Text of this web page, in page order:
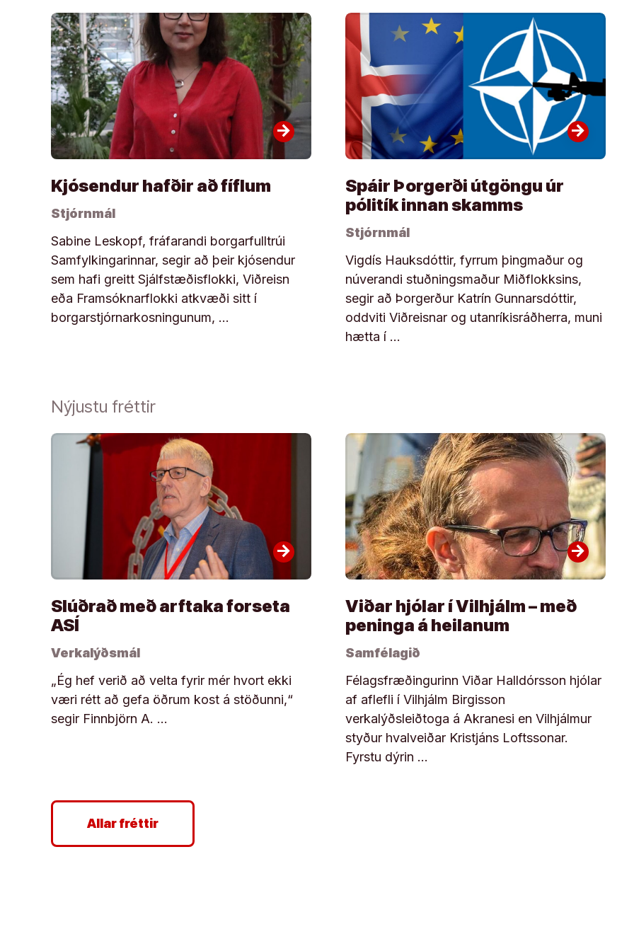
arrow_forward
Kjósendur hafðir að fíflum
Stjórnmál
Sabine Leskopf, fráfarandi borgarfulltrúi
Samfylkingarinnar, segir að þeir kjósendur
sem hafi greitt Sjálfstæðisflokki, Viðreisn
eða Framsóknarflokki atkvæði sitt í
borgarstjórnarkosningunum, …
arrow_forward
Spáir Þorgerði útgöngu úr
pólitík innan skamms
Stjórnmál
Vigdís Hauksdóttir, fyrrum þingmaður og
núverandi stuðningsmaður Miðflokksins,
segir að Þorgerður Katrín Gunnarsdóttir,
oddviti Viðreisnar og utanríkisráðherra, muni
hætta í …
Nýjustu fréttir
arrow_forward
Slúðrað með arftaka forseta
ASÍ
Verkalýðsmál
„Ég hef verið að velta fyrir mér hvort ekki
væri rétt að gefa öðrum kost á stöðunni,“
segir Finnbjörn A. …
arrow_forward
Viðar hjólar í Vilhjálm – með
peninga á heilanum
Samfélagið
Félagsfræðingurinn Viðar Halldórsson hjólar
af aflefli í Vilhjálm Birgisson
verkalýðsleiðtoga á Akranesi en Vilhjálmur
styður hvalveiðar Kristjáns Loftssonar.
Fyrstu dýrin …
Allar fréttir